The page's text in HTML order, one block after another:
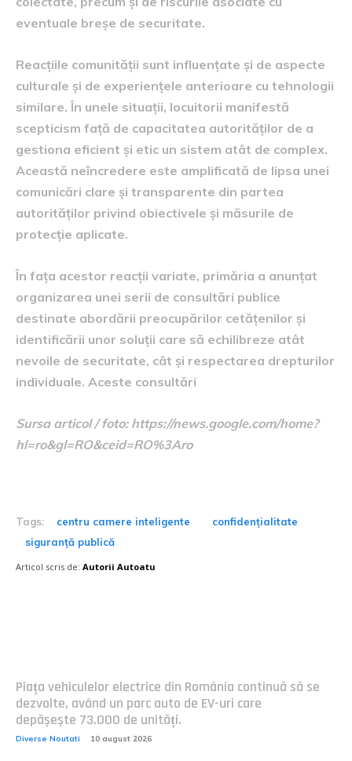
eventuale breșe de securitate.
Reacțiile comunității sunt influențate și de aspecte
culturale și de experiențele anterioare cu tehnologii
similare. În unele situații, locuitorii manifestă
scepticism față de capacitatea autorităților de a
gestiona eficient și etic un sistem atât de complex.
Această neîncredere este amplificată de lipsa unei
comunicări clare și transparente din partea
autorităților privind obiectivele și măsurile de
protecție aplicate.
În fața acestor reacții variate, primăria a anunțat
organizarea unei serii de consultări publice
destinate abordării preocupărilor cetățenilor și
identificării unor soluții care să echilibreze atât
nevoile de securitate, cât și respectarea drepturilor
individuale. Aceste consultări
Sursa articol / foto: https://news.google.com/home?
hl=ro&gl=RO&ceid=RO%3Aro
Tags: centru camere inteligente
confidențialitate
siguranță publică
Articol scris de: Autorii Autoatu
Piața vehiculelor electrice din România continuă să se
dezvolte, având un parc auto de EV-uri care
depășește 73.000 de unități.
Diverse Noutati 10 august 2026